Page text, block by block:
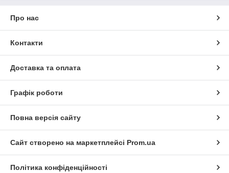
Про нас
Контакти
Доставка та оплата
Графік роботи
Повна версія сайту
Сайт створено на маркетплейсі Prom.ua
Політика конфіденційності